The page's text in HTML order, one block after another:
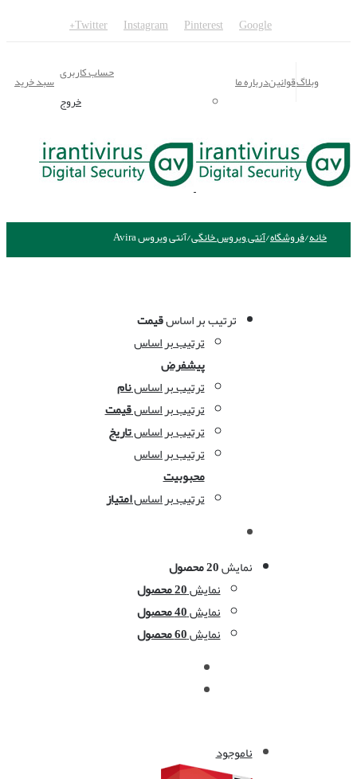
Twitter Instagram Pinterest Google+
وبلاگقوانیندرباره ما
حساب کاربری
خروج
سبد خرید
خانه/فروشگاه/آنتی ویروس خانگی/آنتی ویروس Avira
ترتیب بر اساسقیمت
ترتیب بر اساس
پیشفرض
ترتیب بر اساسنام
ترتیب بر اساسقیمت
ترتیب بر اساستاریخ
ترتیب بر اساس
محبوبیت
ترتیب بر اساسامتیاز
نمایش20 محصول
نمایش20 محصول
نمایش40 محصول
نمایش60 محصول
ناموجود